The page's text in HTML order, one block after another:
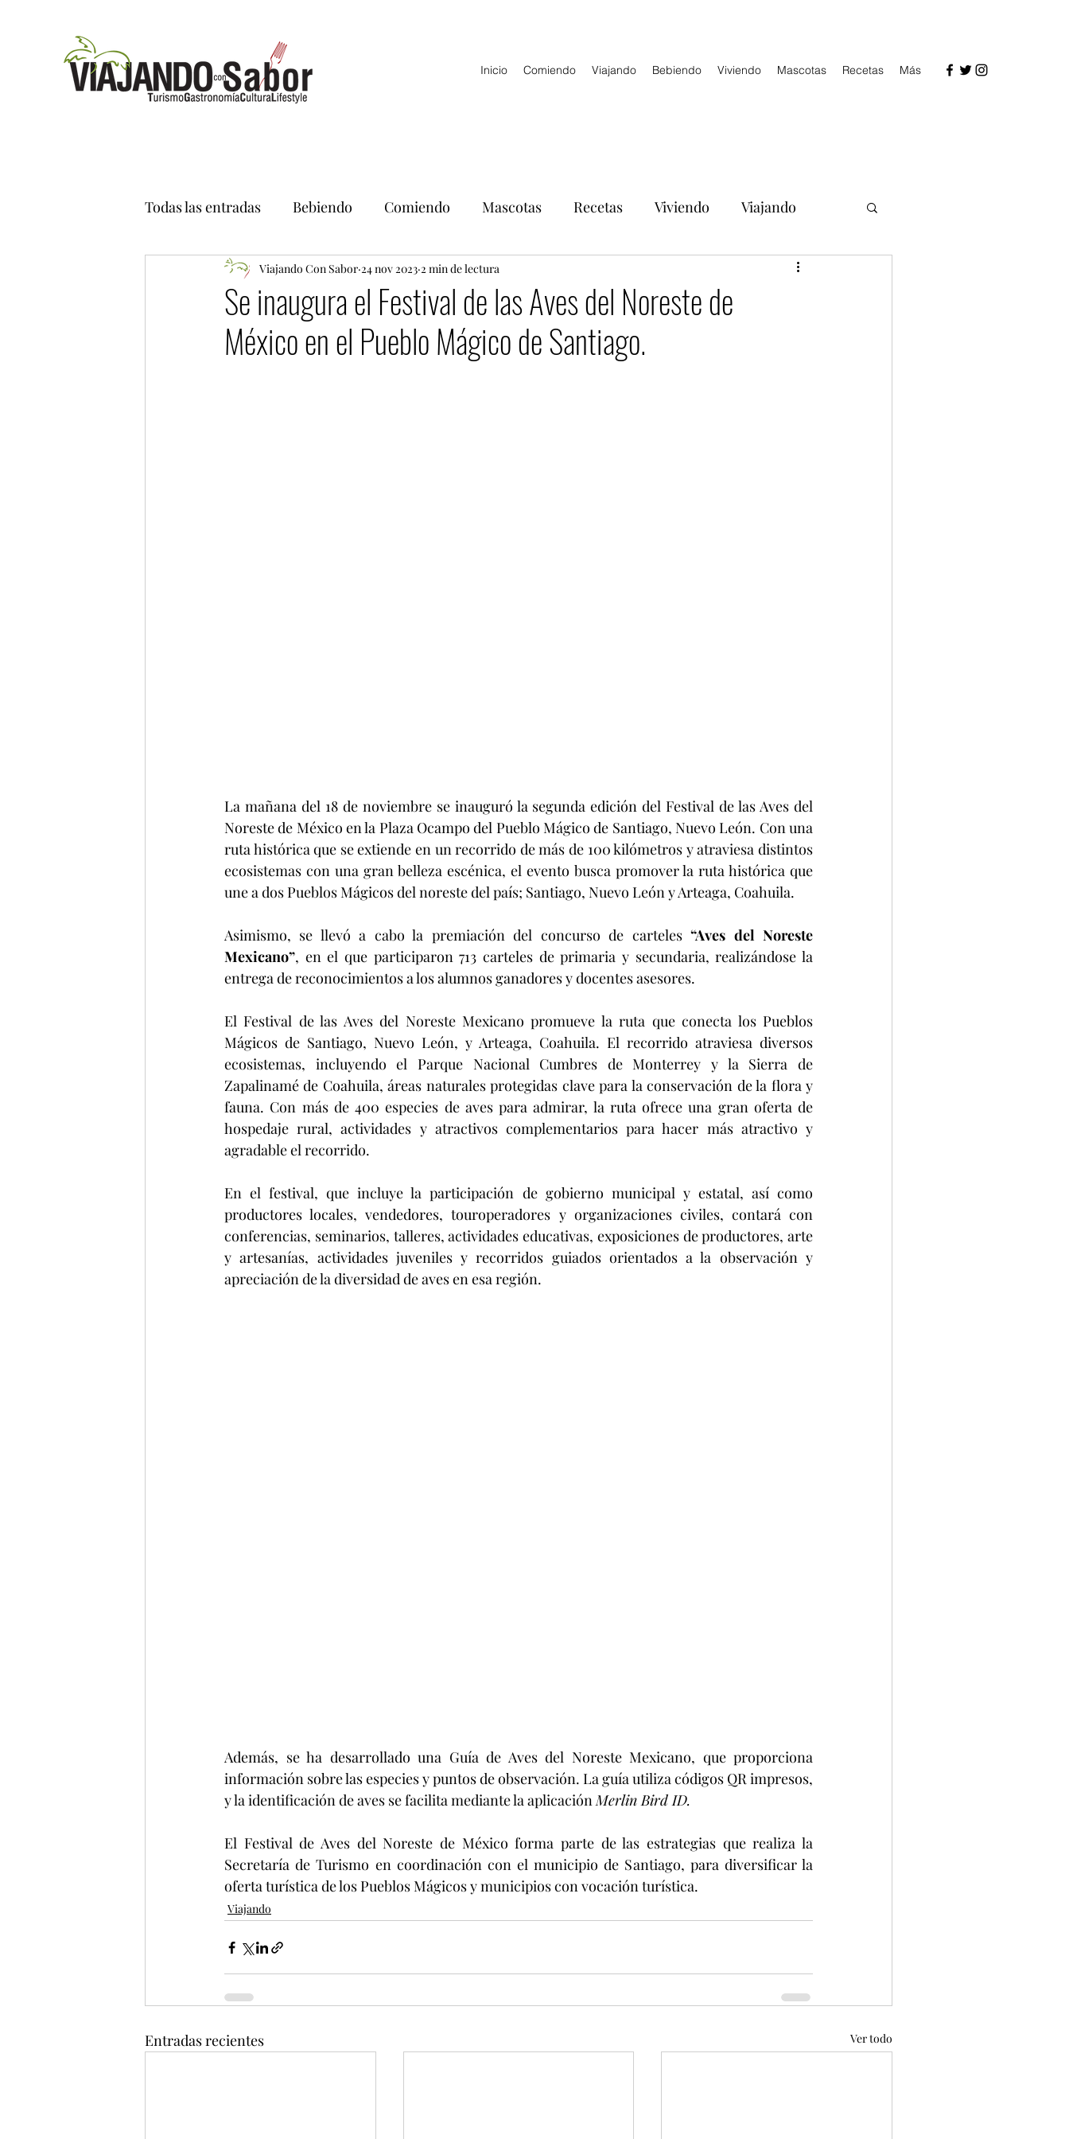
Inicio Comiendo Viajando Bebiendo Viviendo Mascotas Recetas Más
Todas las entradas Bebiendo Comiendo Mascotas Recetas Viviendo Viajando
Se inaugura el Festival de las Aves del Noreste de
México en el Pueblo Mágico de Santiago.
Viajando Con Sabor 24 nov 2023 2 min de lectura
La mañana del 18 de noviembre se inauguró la segunda edición del Festival de las Aves del
Noreste de México en la Plaza Ocampo del Pueblo Mágico de Santiago, Nuevo León. Con una
ruta histórica que se extiende en un recorrido de más de 100 kilómetros y atraviesa distintos
ecosistemas con una gran belleza escénica, el evento busca promover la ruta histórica que
une a dos Pueblos Mágicos del noreste del país; Santiago, Nuevo León y Arteaga, Coahuila.
Asimismo, se llevó a cabo la premiación del concurso de carteles “Aves del Noreste
Mexicano”, en el que participaron 713 carteles de primaria y secundaria, realizándose la
entrega de reconocimientos a los alumnos ganadores y docentes asesores.
El Festival de las Aves del Noreste Mexicano promueve la ruta que conecta los Pueblos
Mágicos de Santiago, Nuevo León, y Arteaga, Coahuila. El recorrido atraviesa diversos
ecosistemas, incluyendo el Parque Nacional Cumbres de Monterrey y la Sierra de
Zapalinamé de Coahuila, áreas naturales protegidas clave para la conservación de la flora y
fauna. Con más de 400 especies de aves para admirar, la ruta ofrece una gran oferta de
hospedaje rural, actividades y atractivos complementarios para hacer más atractivo y
agradable el recorrido.
En el festival, que incluye la participación de gobierno municipal y estatal, así como
productores locales, vendedores, touroperadores y organizaciones civiles, contará con
conferencias, seminarios, talleres, actividades educativas, exposiciones de productores, arte
y artesanías, actividades juveniles y recorridos guiados orientados a la observación y
apreciación de la diversidad de aves en esa región.
Además, se ha desarrollado una Guía de Aves del Noreste Mexicano, que proporciona
información sobre las especies y puntos de observación. La guía utiliza códigos QR impresos,
y la identificación de aves se facilita mediante la aplicación Merlin Bird ID.
El Festival de Aves del Noreste de México forma parte de las estrategias que realiza la
Secretaría de Turismo en coordinación con el municipio de Santiago, para diversificar la
oferta turística de los Pueblos Mágicos y municipios con vocación turística.
Viajando
Entradas recientes Ver todo